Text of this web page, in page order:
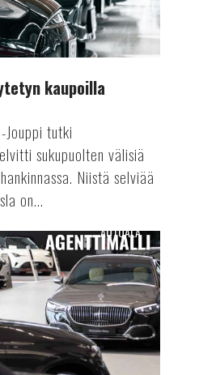
kaupoilla
tutki
sukupuolten välisiä
Niistä selviää
on...
AUTOALA